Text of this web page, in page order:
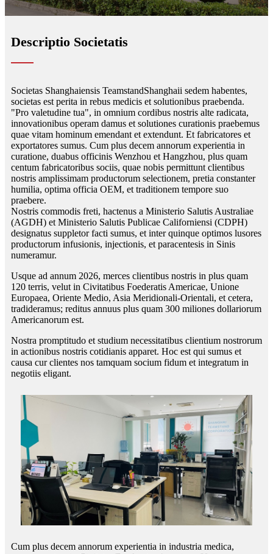
Descriptio Societatis
Societas Shanghaiensis TeamstandShanghaii sedem habentes,
societas est perita in rebus medicis et solutionibus praebenda.
"Pro valetudine tua", in omnium cordibus nostris alte radicata,
innovationibus operam damus et solutiones curationis praebemus
quae vitam hominum emendant et extendunt. Et fabricatores et
exportatores sumus. Cum plus decem annorum experientia in
curatione, duabus officinis Wenzhou et Hangzhou, plus quam
centum fabricatoribus sociis, quae nobis permittunt clientibus
nostris amplissimam productorum selectionem, pretia constanter
humilia, optima officia OEM, et traditionem tempore suo
praebere.
Nostris commodis freti, hactenus a Ministerio Salutis Australiae
(AGDH) et Ministerio Salutis Publicae Californiensi (CDPH)
designatus suppletor facti sumus, et inter quinque optimos lusores
productorum infusionis, injectionis, et paracentesis in Sinis
numeramur.
Usque ad annum 2026, merces clientibus nostris in plus quam
120 terris, velut in Civitatibus Foederatis Americae, Unione
Europaea, Oriente Medio, Asia Meridionali-Orientali, et cetera,
tradideramus; reditus annuus plus quam 300 miliones dollariorum
Americanorum est.
Nostra promptitudo et studium necessitatibus clientium nostrorum
in actionibus nostris cotidianis apparet. Hoc est qui sumus et
causa cur clientes nos tamquam socium fidum et integratum in
negotiis eligant.
Cum plus decem annorum experientia in industria medica,